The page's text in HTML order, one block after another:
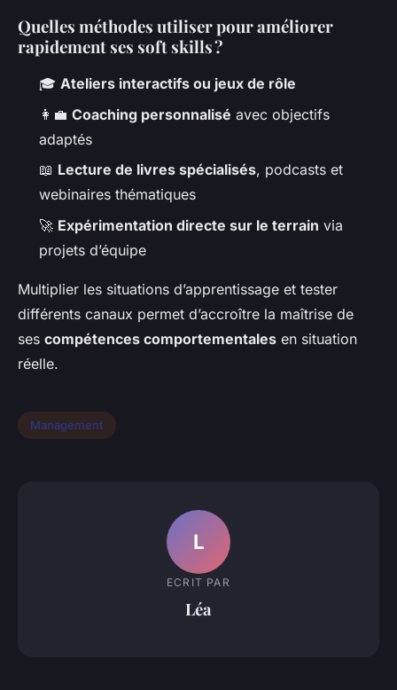
Quelles méthodes utiliser pour améliorer
rapidement ses soft skills ?
🎓 Ateliers interactifs ou jeux de rôle
👩‍💼 Coaching personnalisé avec objectifs
adaptés
📖 Lecture de livres spécialisés, podcasts et
webinaires thématiques
🚀 Expérimentation directe sur le terrain via
projets d’équipe
Multiplier les situations d’apprentissage et tester
différents canaux permet d’accroître la maîtrise de
ses compétences comportementales en situation
réelle.
Management
L
ECRIT PAR
Léa